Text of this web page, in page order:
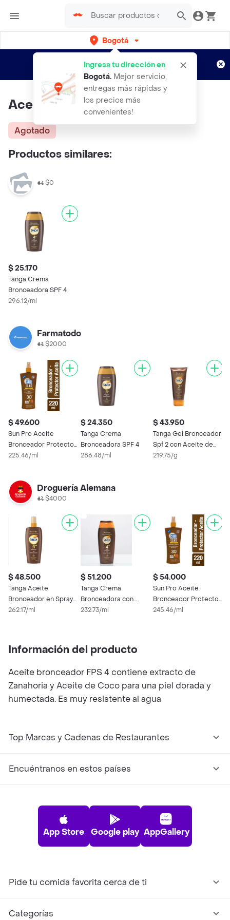
Bogotá
Ingresa tu dirección en
Bogotá. Mejor servicio,
entregas más rápidas y
los precios más
convenientes!
envíos gratis por semanas
Aplican TyC
Aceite Bronceador FPS 4
Agotado
Productos similares:
$0
$ 25.170
Tanga Crema
Bronceadora SPF 4
296.12/ml
Farmatodo
$2000
$ 49.600
Sun Pro Aceite
Bronceador Protector
Solar SPF 30
225.46/ml
$ 24.350
Tanga Crema
Bronceadora SPF 4
286.48/ml
$ 43.950
Tanga Gel Bronceador
Spf 2 con Aceite de
Zanahoria
219.75/g
Droguería Alemana
$4000
$ 48.500
Tanga Aceite
Bronceador en Spray
SPF 4
262.17/ml
$ 51.200
Tanga Crema
Bronceadora con
Aceite de Zanahioria
232.73/ml
$ 54.000
Sun Pro Aceite
Bronceador Protector
Solar SPF 30
245.46/ml
Información del producto
Aceite bronceador FPS 4 contiene extracto de
Zanahoria y Aceite de Coco para una piel dorada y
humectada. Es muy resistente al agua
Top Marcas y Cadenas de Restaurantes
Encuéntranos en estos países
App Store Google play AppGallery
Pide tu comida favorita cerca de ti
Categorías